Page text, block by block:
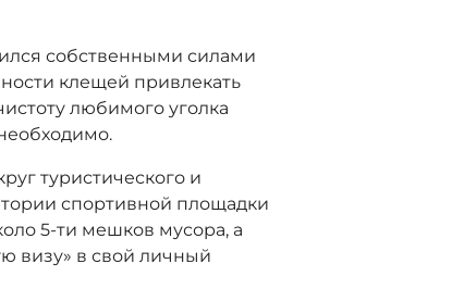
собственными силами
клещей привлекать
любимого уголка
туристического и
спортивной площадки
5-ти мешков мусора, а
визу» в свой личный